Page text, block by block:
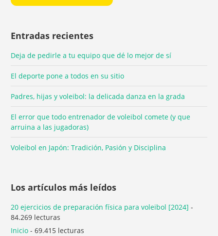
Entradas recientes
Deja de pedirle a tu equipo que dé lo mejor de sí
El deporte pone a todos en su sitio
Padres, hijas y voleibol: la delicada danza en la grada
El error que todo entrenador de voleibol comete (y que
arruina a las jugadoras)
Voleibol en Japón: Tradición, Pasión y Disciplina
Los artículos más leídos
20 ejercicios de preparación física para voleibol [2024] -
84.269 lecturas
Inicio - 69.415 lecturas